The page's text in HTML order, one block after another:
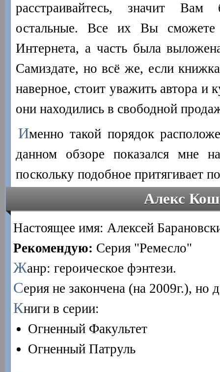
расстраивайтесь, значит
остальные. Все их Вы сможете
Интернета, а часть была
Самиздате, но всё же, если
наверное, стоит уважить автора и
они находились в свободной
Именно такой порядок
данном обзоре показался мне
поскольку подобное притягивает
Алекс Кош
Настоящее имя: Алексей
Рекомендую: Серия "Ремесло"
Жанр: героическое фэнтези.
Серия не закончена (на 2009г.), но
Книги в серии:
Огненный Факультет
Огненный Патруль